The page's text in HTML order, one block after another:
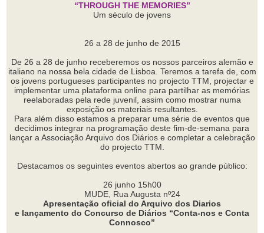
“THROUGH THE MEMORIES”
Um século de jovens
26 a 28 de junho de 2015
De 26 a 28 de junho receberemos os nossos parceiros alemão e
italiano na nossa bela cidade de Lisboa. Teremos a tarefa de, com
os jovens portugueses participantes no projecto TTM, projectar e
implementar uma plataforma online para partilhar as memórias
reelaboradas pela rede juvenil, assim como mostrar numa
exposição os materiais resultantes.
Para além disso estamos a preparar uma série de eventos que
decidimos integrar na programação deste fim-de-semana para
lançar a Associação Arquivo dos Diários e completar a celebração
do projecto TTM.
Destacamos os seguintes eventos abertos ao grande público:
26 junho 15h00
MUDE, Rua Augusta nº24
Apresentação oficial do Arquivo dos Diarios
e lançamento do Concurso de Diários “Conta-nos e Conta
Connosco”